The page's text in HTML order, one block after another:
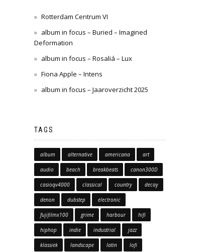
Rotterdam Centrum VI
album in focus – Buried – Imagined
Deformation
album in focus – Rosaliá – Lux
Fiona Apple – Intens
album in focus – Jaaroverzicht 2025
TAGS
album alternative americana art
audio beach breakbeats canon300D
casioqv4000 classical country decay
denon dubstep electronic
fujifilmx100 grime harbour hifi
hiphop indie industrial jazz
klassiek landscape latin lofi